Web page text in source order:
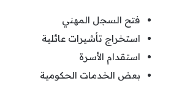
فتح السجل المهني
استخراج تأشيرات عائلية
استقدام الأسرة
بعض الخدمات الحكومية